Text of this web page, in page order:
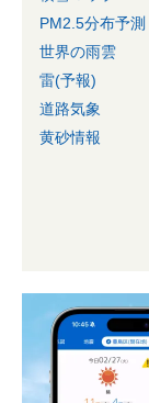
PM2.5分布予測
世界の雨雲
雷(予報)
道路気象
黄砂情報